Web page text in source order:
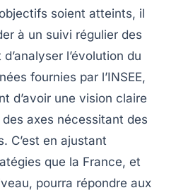
soient atteints, il
à un suivi régulier des
l’évolution du
fournies par l’INSEE,
d’avoir une vision claire
axes nécessitant des
C’est en ajustant
que la France, et
pourra répondre aux